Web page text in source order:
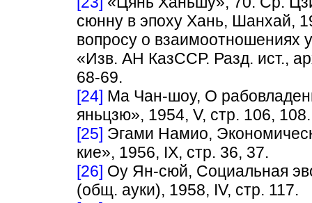
сюнну в эпоху Хань, Шанхай,
вопросу о взаимоотношениях
«Изв. АН КазССР. Разд. ист.,
68-69.
[24] Ма Чан-шоу, О
яньцзю», 1954, V, стр. 106, 108.
[25] Эгами Намио,
кие», 1956, IX, стр. 36, 37.
[26] Oy Ян-сюй, Социальная
(общ. ауки), 1958, IV, стр. 117.